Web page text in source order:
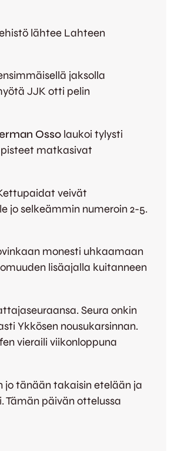
lähtee Lahteen
jaksolla
JJK otti pelin
Osso laukoi tylysti
matkasivat
veivät
jo selkeämmin numeroin 2-5.
monesti uhkaamaan
lisäajalla kuitanneen
Seura onkin
Ykkösen nousukarsinnan.
vieraili viikonloppuna
jo tänään takaisin etelään ja
Tämän päivän ottelussa